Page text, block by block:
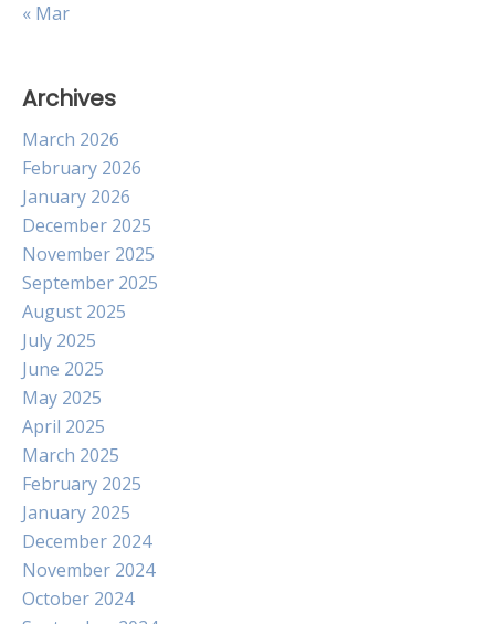
« Mar
Archives
March 2026
February 2026
January 2026
December 2025
November 2025
September 2025
August 2025
July 2025
June 2025
May 2025
April 2025
March 2025
February 2025
January 2025
December 2024
November 2024
October 2024